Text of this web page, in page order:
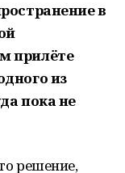
в
прилёте
из
пока не
решение,